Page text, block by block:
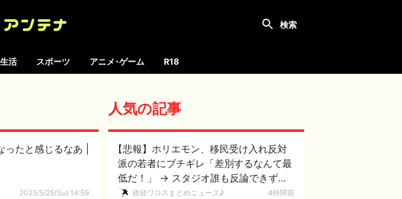
生活 スポーツ アニメ･ゲーム R18
2025/5/25(Su) 14:59
人気の記事
【悲報】ホリエモン、移民受け入れ反対
派の若者にブチギレ「差別するなんて最
低だ！」 → スタジオ誰も反論できず沈
黙 ………
政経ワロスまとめニュース♪ 4時間前